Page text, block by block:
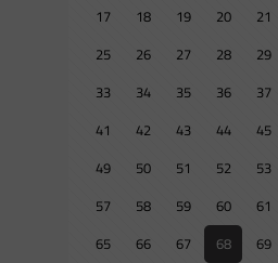
17
18 19 20 21
25
26 27 28 29
33
34 35 36 37
41
42 43 44 45
49
50 51 52 53
57
58 59 60 61
65
66 67 68 69